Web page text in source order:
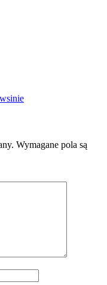
Wymagane pola są